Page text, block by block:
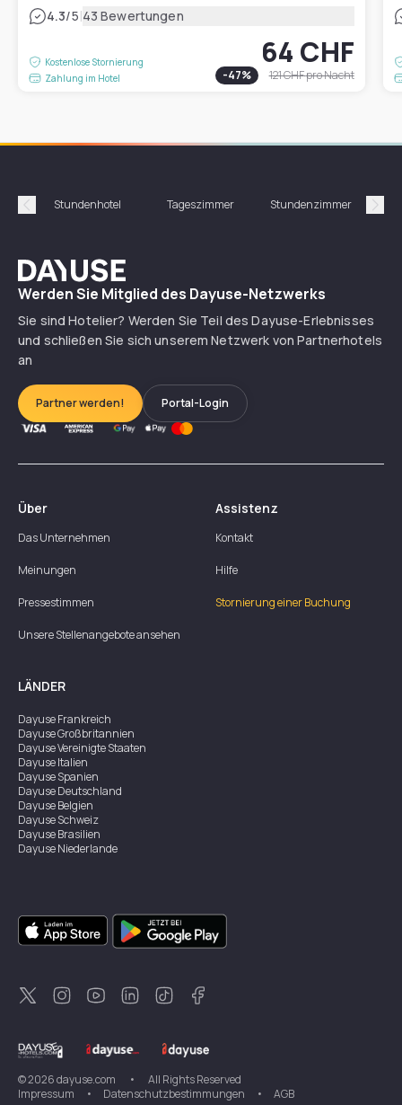
4.3/5|43 Bewertungen
Kostenlose Stornierung
Zahlung im Hotel
64 CHF
-47% 121 CHFpro Nacht
Précédent
Stundenhotel Tageszimmer Stundenzimmer
Dayuse
Werden Sie Mitglied des Dayuse-Netzwerks
Sie sind Hotelier? Werden Sie Teil des Dayuse-Erlebnisses
und schließen Sie sich unserem Netzwerk von Partnerhotels
an
Partner werden! Portal-Login
Über
Das Unternehmen
Meinungen
Pressestimmen
Unsere Stellenangebote ansehen
Assistenz
Kontakt
Hilfe
Stornierung einer Buchung
LÄNDER
DayuseFrankreich
DayuseGroßbritannien
DayuseVereinigte Staaten
DayuseItalien
DayuseSpanien
DayuseDeutschland
DayuseBelgien
DayuseSchweiz
DayuseBrasilien
DayuseNiederlande
DayuseKanada
DayuseSingapur
DayuseZweden
DayuseKorea
DayuseNeuseeland
©2026dayuse.com •
All Rights Reserved
Impressum
• Datenschutzbestimmungen • AGB